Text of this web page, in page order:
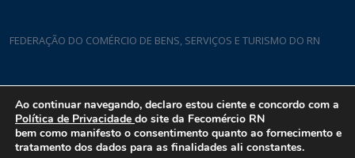
FEDERAÇÃO DO COMÉRCIO DE BENS, SERVIÇOS E TURISMO DO RN
Rua Padre João Damasceno, 1935 - Lagoa Nova CEP 59075-760
Ao continuar navegando, declaro estou ciente e concordo com a
Política de Privacidade do site da Fecomércio RN
bem como manifesto o consentimento quanto ao fornecimento e
tratamento dos dados para as finalidades ali constantes.